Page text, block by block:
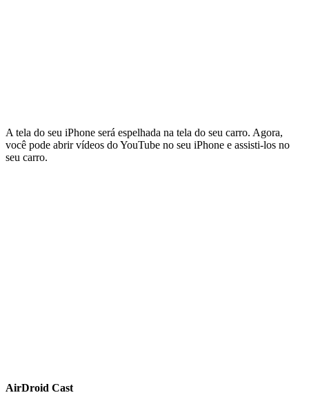
A tela do seu iPhone será espelhada na tela do seu carro. Agora,
você pode abrir vídeos do YouTube no seu iPhone e assisti-los no
seu carro.
AirDroid Cast